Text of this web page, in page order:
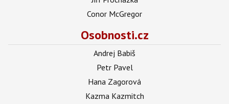
Conor McGregor
Osobnosti.cz
Andrej Babiš
Petr Pavel
Hana Zagorová
Kazma Kazmitch